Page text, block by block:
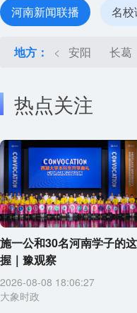
河南新闻联播 名校
地方： < 安阳 长葛
热点关注
施一公和30名河南学子的
握｜豫观察
2026-08-08 18:06:27
大象时政